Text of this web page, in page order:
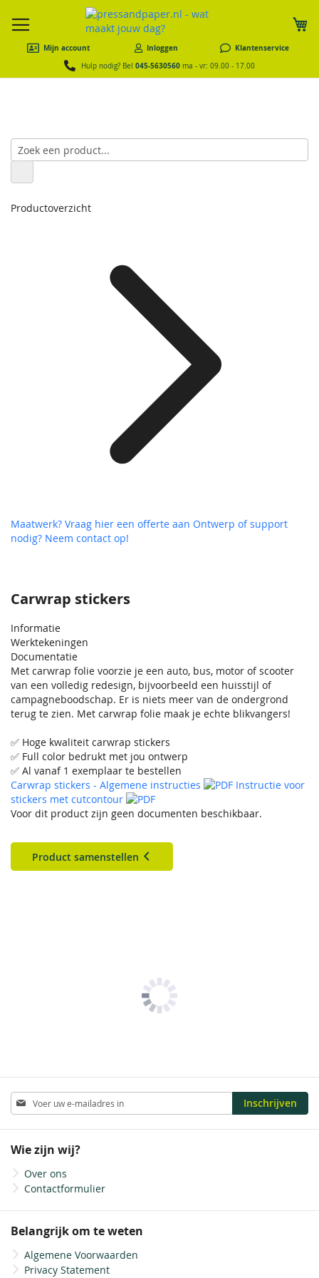
Mijn account Inloggen Klantenservice
Hulp nodig? Bel 045-5630560 ma - vr: 09.00 - 17.00
Carwrap stickers
Informatie
Werktekeningen
Documentatie
Met carwrap folie voorzie je een auto, bus, motor of scooter
van een volledig redesign, bijvoorbeeld een huisstijl of
campagneboodschap. Er is niets meer van de ondergrond
terug te zien. Met carwrap folie maak je echte blikvangers!
✅ Hoge kwaliteit carwrap stickers
✅ Full color bedrukt met jou ontwerp
✅ Al vanaf 1 exemplaar te bestellen
Carwrap stickers - Algemene instructies
Instructie voor
stickers met cutcontour
Voor dit product zijn geen documenten beschikbaar.
Product samenstellen
Productoverzicht
Maatwerk? Vraag hier een offerte aan Ontwerp of support
nodig? Neem contact op!
Abonneer
u
op
nieuwsbrief
Inschrijven
Wie zijn wij?
Over ons
Contactformulier
Belangrijk om te weten
Algemene Voorwaarden
Privacy Statement